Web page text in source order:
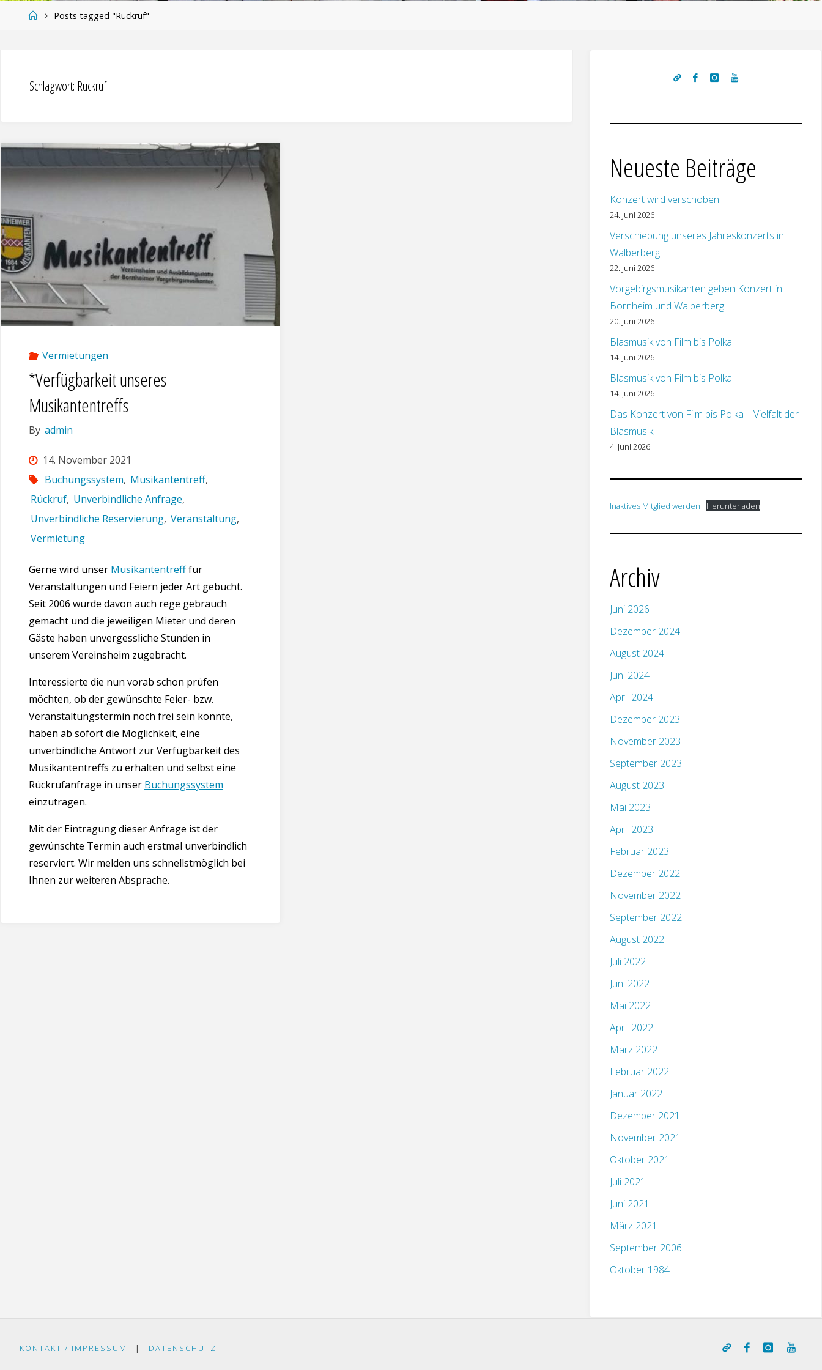
HomePosts tagged "Rückruf"
Schlagwort: Rückruf
Vermietungen
*Verfügbarkeit unseres
Musikantentreffs
By admin
14. November 2021
Buchungssystem, Musikantentreff,
Rückruf, Unverbindliche Anfrage,
Unverbindliche Reservierung, Veranstaltung,
Vermietung
Gerne wird unser Musikantentrefffür
Veranstaltungen und Feiern jeder Art gebucht.
Seit 2006 wurde davon auch rege gebrauch
gemacht und die jeweiligen Mieter und deren
Gäste haben unvergessliche Stunden in
unserem Vereinsheim zugebracht.
Interessierte die nun vorab schon prüfen
möchten, ob der gewünschte Feier- bzw.
Veranstaltungstermin noch frei sein könnte,
haben ab sofort die Möglichkeit, eine
unverbindliche Antwort zur Verfügbarkeit des
Musikantentreffs zu erhalten und selbst eine
Rückrufanfrage in unser Buchungssystem
einzutragen.
Mit der Eintragung dieser Anfrage ist der
gewünschte Termin auch erstmal unverbindlich
reserviert. Wir melden uns schnellstmöglich bei
Ihnen zur weiteren Absprache.
Neueste Beiträge
Konzert wird verschoben
24. Juni 2026
Verschiebung unseres Jahreskonzerts in
Walberberg
22. Juni 2026
Vorgebirgsmusikanten geben Konzert in
Bornheim und Walberberg
20. Juni 2026
Blasmusik von Film bis Polka
14. Juni 2026
Blasmusik von Film bis Polka
14. Juni 2026
Das Konzert von Film bis Polka – Vielfalt der
Blasmusik
4. Juni 2026
Inaktives Mitglied werden Herunterladen
Archiv
Juni 2026
Dezember 2024
August 2024
Juni 2024
April 2024
Dezember 2023
November 2023
September 2023
August 2023
Mai 2023
April 2023
Februar 2023
Dezember 2022
November 2022
September 2022
August 2022
Juli 2022
Juni 2022
Mai 2022
April 2022
März 2022
Februar 2022
Januar 2022
Dezember 2021
November 2021
Oktober 2021
Juli 2021
Juni 2021
März 2021
September 2006
Oktober 1984
KONTAKT / IMPRESSUM | DATENSCHUTZ